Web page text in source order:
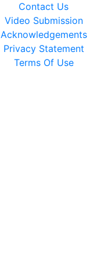
Contact Us
Video Submission
Acknowledgements
Privacy Statement
Terms Of Use